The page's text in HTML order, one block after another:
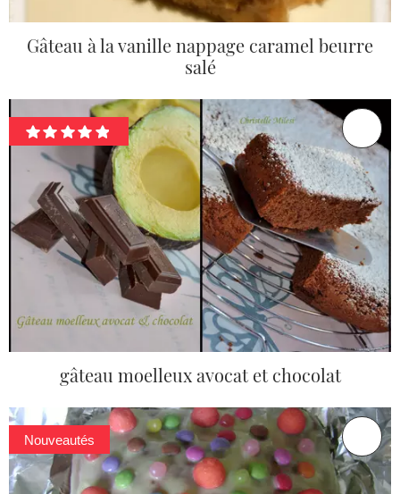
Gâteau à la vanille nappage caramel beurre
salé
gâteau moelleux avocat et chocolat
Nouveautés